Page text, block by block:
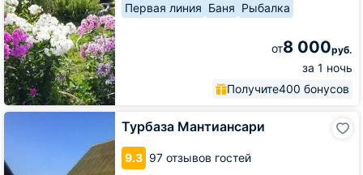
Первая линия Баня Рыбалка
от8 000руб.
за 1 ночь
Получите400 бонусов
Турбаза Мантиансари
9.3 97 отзывов гостей
Турбаза